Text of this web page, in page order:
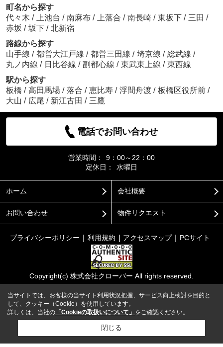
町名から探す
代々木 / 上池台 / 南麻布 / 上落合 / 南長崎 / 東坂下 / 三田 /
赤坂 / 坂下 / 北新宿
路線から探す
山手線 / 都営大江戸線 / 都営三田線 / 埼京線 / 総武線 /
丸ノ内線 / 日比谷線 / 副都心線 / 東武東上線 / 東西線
駅から探す
板橋 / 高田馬場 / 落合 / 恵比寿 / 浮間舟渡 / 板橋区役所前 /
大山 / 広尾 / 新江古田 / 三鷹
電話でお問い合わせ
営業時間：
9：00～22：00
定休日：
水曜日
ホーム 会社概要
お問い合わせ 物件リクエスト
プライバシーポリシー 利用規約 アクセスマップ PCサイト
Copyright(c) 株式会社クローバー All rights reserved.
当サイトでは、お客様の当サイト利用状況把握、サービス向上検討を目的と
して、クッキー（Cookie）を使用しています。
詳しくは、当社の 「Cookieの取扱いについて」 をご確認ください。
閉じる